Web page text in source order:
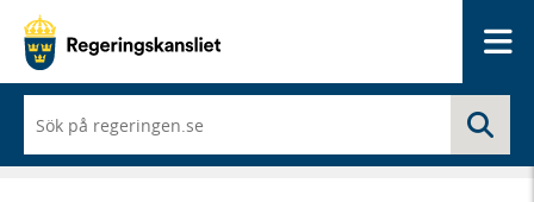
du
börjar
skriva